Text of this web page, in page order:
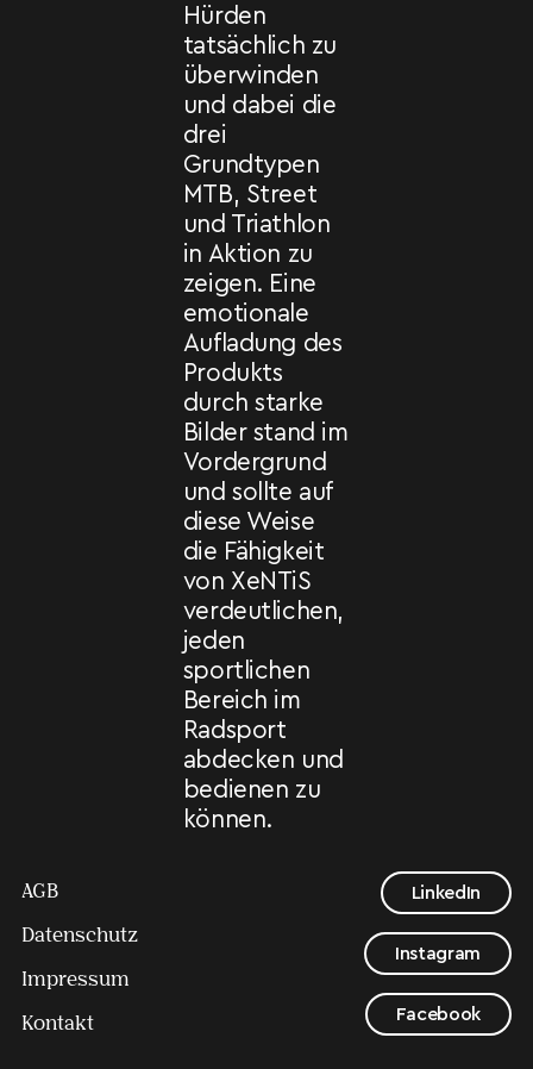
Hürden
tatsächlich zu
überwinden
und dabei die
drei
Grundtypen
MTB, Street
und Triathlon
in Aktion zu
zeigen. Eine
emotionale
Aufladung des
Produkts
durch starke
Bilder stand im
Vordergrund
und sollte auf
diese Weise
die Fähigkeit
von XeNTiS
verdeutlichen,
jeden
sportlichen
Bereich im
Radsport
abdecken und
bedienen zu
können.
AGB
Datenschutz
Impressum
Kontakt
LinkedIn
Instagram
Facebook